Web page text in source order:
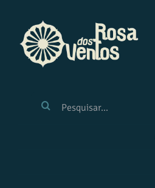
conteúdo
RESULTADOS